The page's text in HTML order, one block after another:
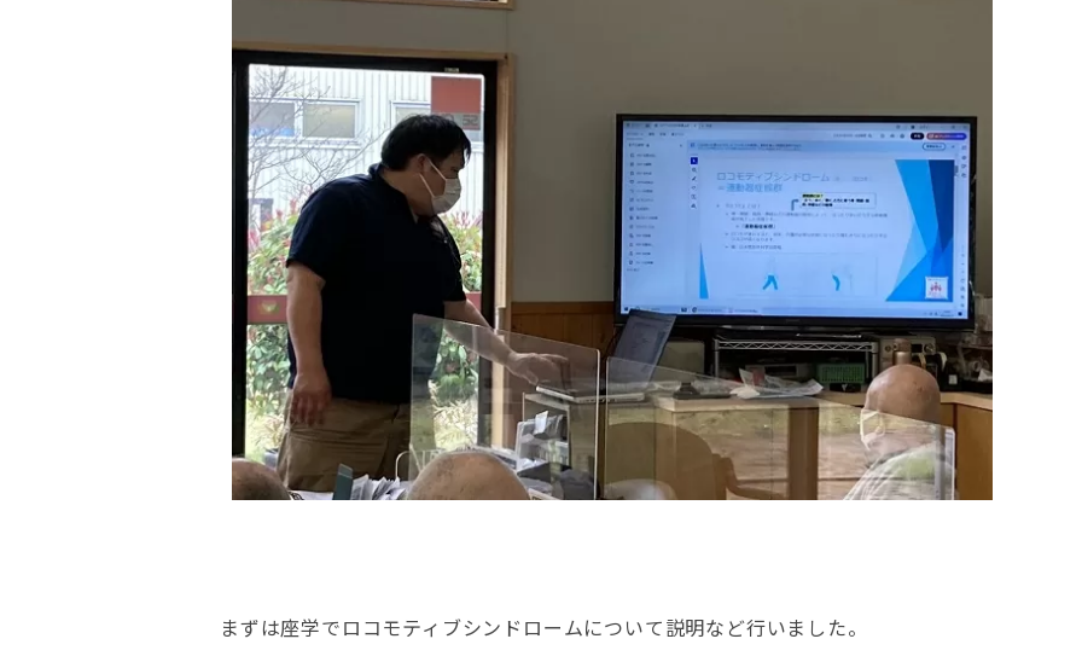
まずは座学でロコモティブシンドロームについて説明など行いました。